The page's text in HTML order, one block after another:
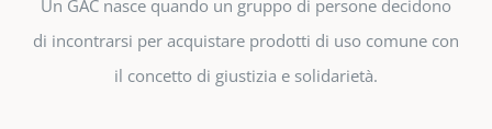
Un GAC nasce quando un gruppo di persone decidono
di incontrarsi per acquistare prodotti di uso comune con
il concetto di giustizia e solidarietà.